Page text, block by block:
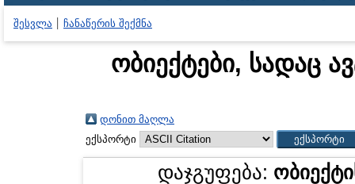
შესვლა ჩანაწერის შექმნა
ობიექტები, სადაც
დონით მაღლა
ექსპორტი
დაჯგუფება: